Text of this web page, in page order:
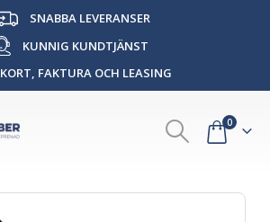
SNABBA LEVERANSER
KUNNIG KUNDTJÄNST
KORT, FAKTURA OCH LEASING
0